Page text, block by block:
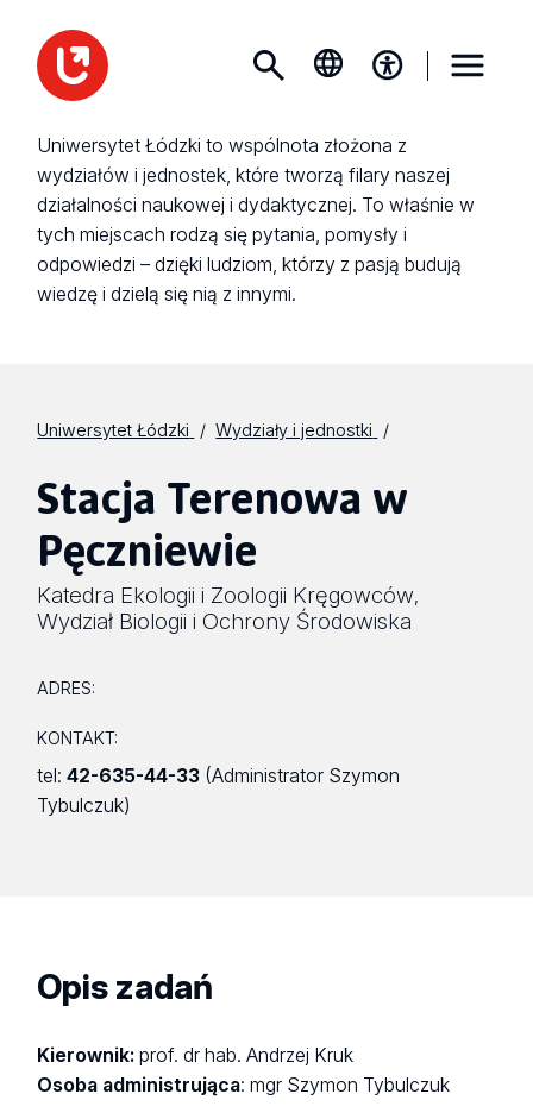
Uniwersytet Łódzki to wspólnota złożona z
wydziałów i jednostek, które tworzą filary naszej
działalności naukowej i dydaktycznej. To właśnie w
tych miejscach rodzą się pytania, pomysły i
odpowiedzi – dzięki ludziom, którzy z pasją budują
wiedzę i dzielą się nią z innymi.
Uniwersytet Łódzki Wydziały i jednostki
Stacja Terenowa w
Pęczniewie
Katedra Ekologii i Zoologii Kręgowców,
Wydział Biologii i Ochrony Środowiska
ADRES:
KONTAKT:
tel:42-635-44-33 (Administrator Szymon
Tybulczuk)
Opis zadań
Kierownik:prof. dr hab. Andrzej Kruk
Osoba administrująca: mgr Szymon Tybulczuk